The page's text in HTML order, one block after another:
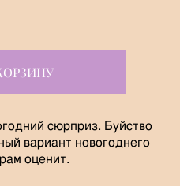
сюрприз. Буйство
вариант новогоднего
оценит.